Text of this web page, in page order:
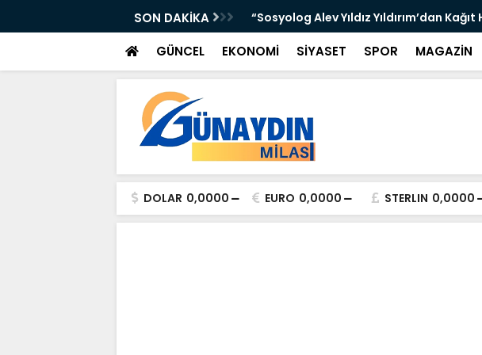
SON DAKİKA “Sosyolog Alev Yıldız Yıldırım’dan
GÜNCEL EKONOMİ SİYASET SPOR MAGAZİN
DOLAR 0,0000 EURO 0,0000 STERLIN 0,0000